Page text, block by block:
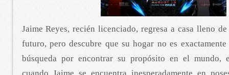
Jaime Reyes, recién licenciado, regresa a casa lleno
futuro, pero descubre que su hogar no es
búsqueda por encontrar su propósito en el mundo,